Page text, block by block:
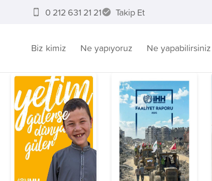
0 212 631 21 21 Takip Et
Biz kimiz Ne yapıyoruz Ne yapabilirsiniz